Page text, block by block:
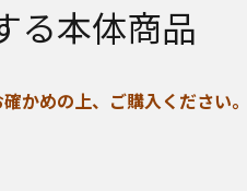
る本体商品
かめの上、ご購入ください。